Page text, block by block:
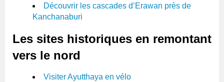
Découvrir les cascades d’Erawan près de
Kanchanaburi
Les sites historiques en remontant
vers le nord
Visiter Ayutthaya en vélo